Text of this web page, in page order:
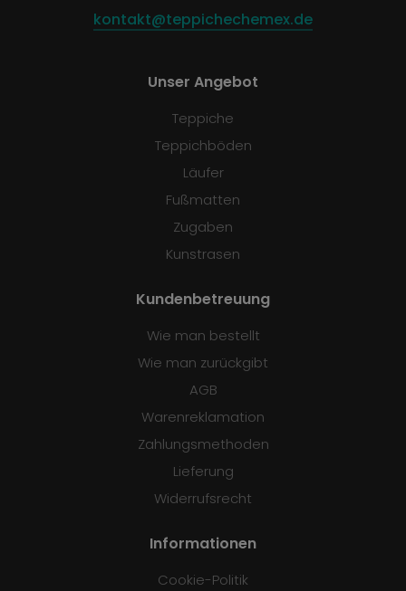
kontakt@teppichechemex.de
Unser Angebot
Teppiche
Teppichböden
Läufer
Fußmatten
Zugaben
Kunstrasen
Kundenbetreuung
Wie man bestellt
Wie man zurückgibt
AGB
Warenreklamation
Zahlungsmethoden
Lieferung
Widerrufsrecht
Informationen
Cookie-Politik